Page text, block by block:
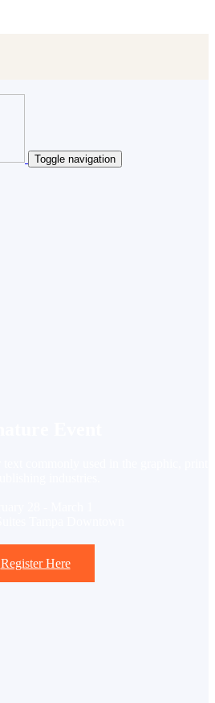
Toggle navigation
Register Here